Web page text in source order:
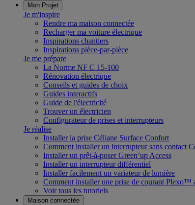
Mon Projet
Je m'inspire
Rendre ma maison connectée
Recharger ma voiture électrique
Inspirations chantiers
Inspirations pièce-par-pièce
Je me prépare
La Norme NF C 15-100
Rénovation électrique
Conseils et guides de choix
Guides interactifs
Guide de l'électricité
Trouver un électricien
Configurateur de prises et interrupteurs
Je réalise
Installer la prise Céliane Surface Confort
Comment installer un interrupteur sans contact
Installer un prêt-à-poser Green’up Access
Installer un interrupteur différentiel
Installer facilement un variateur de lumière
Comment installer une prise de courant Plexo™
Voir tous les tutoriels
Maison connectée